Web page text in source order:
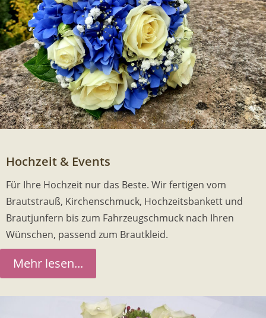
Hochzeit & Events
Für Ihre Hochzeit nur das Beste. Wir fertigen vom
Brautstrauß, Kirchenschmuck, Hochzeitsbankett und
Brautjunfern bis zum Fahrzeugschmuck nach Ihren
Wünschen, passend zum Brautkleid.
Mehr lesen...